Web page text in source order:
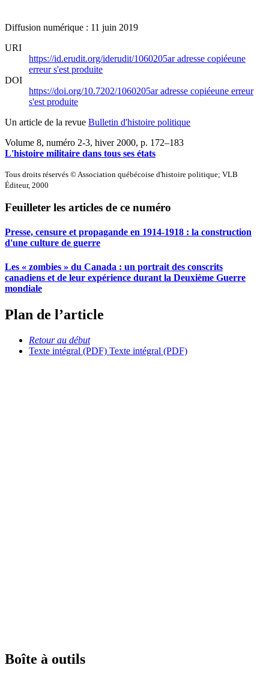
Diffusion numérique : 11 juin 2019
URI
https://id.erudit.org/iderudit/1060205aradresse copiéeune
erreur s'est produite
DOI
https://doi.org/10.7202/1060205aradresse copiéeune erreur
s'est produite
Un article de la revue Bulletin d'histoire politique
Volume 8, numéro 2-3, hiver 2000, p. 172–183
L'histoire militaire dans tous ses états
Tous droits réservés © Association québécoise d'histoire politique; VLB
Éditeur, 2000
Feuilleter les articles de ce numéro
Presse, censure et propagande en 1914-1918 : la construction
d'une culture de guerre
Les « zombies » du Canada : un portrait des conscrits
canadiens et de leur expérience durant la Deuxième Guerre
mondiale
Plan de l’article
Retour au début
Texte intégral (PDF) Texte intégral (PDF)
Boîte à outils